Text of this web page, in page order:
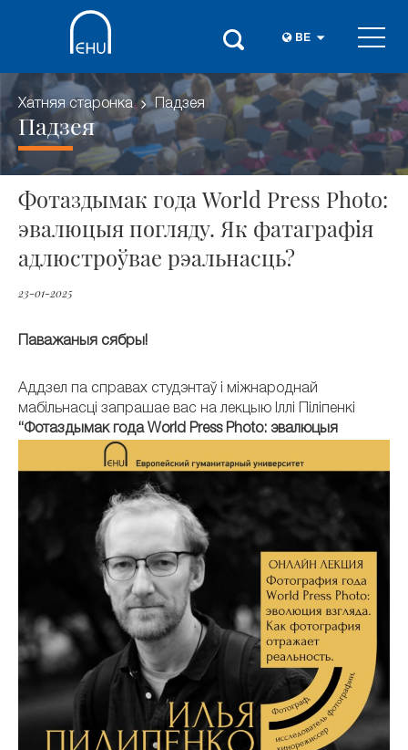
BE
Хатняя старонка Падзея
Падзея
Фотаздымак года World Press Photo:
эвалюцыя погляду. Як фатаграфія
адлюстроўвае рэальнасць?
23-01-2025
Паважаныя сябры!
Аддзел па справах студэнтаў і міжнароднай
мабільнасці запрашае вас на лекцыю Іллі Піліпенкі
“Фотаздымак года World Press Photo: эвалюцыя